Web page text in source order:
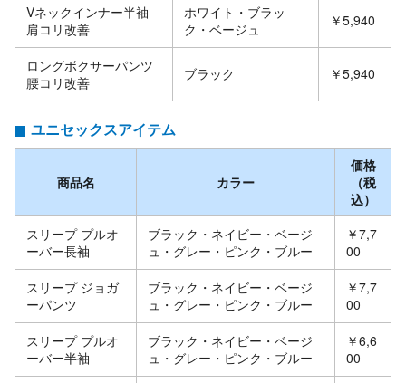
Vネックインナー半袖
肩コリ改善
ホワイト・ブラッ
ク・ベージュ
￥5,940
ロングボクサーパンツ
腰コリ改善
ブラック ￥5,940
ユニセックスアイテム
商品名 カラー
価格
（税
込）
スリープ プルオ
ーバー長袖
ブラック・ネイビー・ベージ
ュ・グレー・ピンク・ブルー
￥7,7
00
スリープ ジョガ
ーパンツ
ブラック・ネイビー・ベージ
ュ・グレー・ピンク・ブルー
￥7,7
00
スリープ プルオ
ーバー半袖
ブラック・ネイビー・ベージ
ュ・グレー・ピンク・ブルー
￥6,6
00